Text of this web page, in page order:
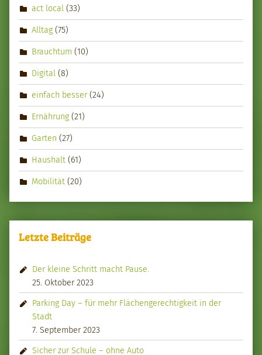
act local (33)
Alltag (75)
Brauchtum (10)
Digital (8)
einfach besser(24)
Ernährung (21)
Garten (27)
Haushalt (61)
Mobilität (20)
Letzte Beiträge
Der kleine Schritt macht Pause.
25. Oktober 2023
Parking Day – für mehr Flächengerechtigkeit in der
Stadt
7. September 2023
Sicher zur Schule – ohne Auto